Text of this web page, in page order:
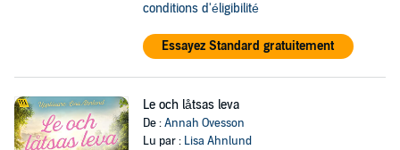
conditions d'éligibilité
Essayez Standard gratuitement
Le och låtsas leva
De :Annah Ovesson
Lu par : Lisa Ahnlund